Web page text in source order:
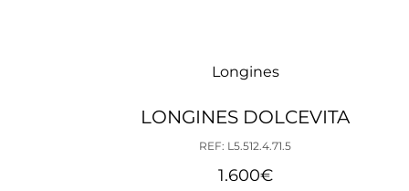
Longines
LONGINES DOLCEVITA
REF: L5.512.4.71.5
1.600€